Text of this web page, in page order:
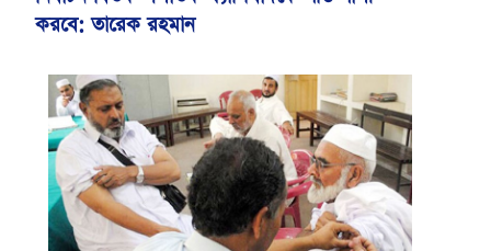
করবে: তারেক রহমান